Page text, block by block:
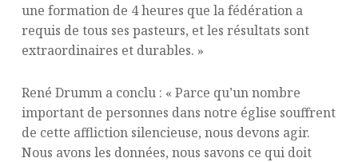
une formation de 4 heures que la fédération a
requis de tous ses pasteurs, et les résultats sont
extraordinaires et durables. »
René Drumm a conclu : « Parce qu’un nombre
important de personnes dans notre église souffrent
de cette affliction silencieuse, nous devons agir.
Nous avons les données, nous savons ce qui doit